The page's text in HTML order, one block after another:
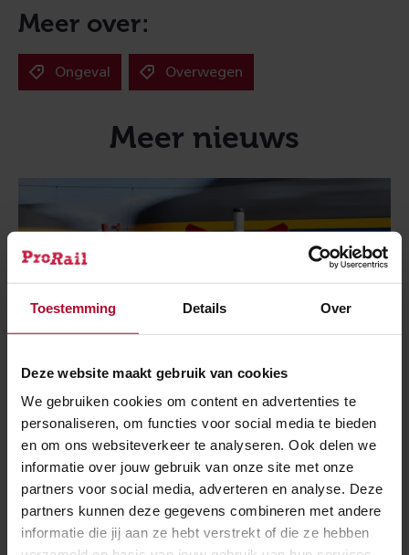
Toestemming Details Over
Deze website maakt gebruik van cookies
We gebruiken cookies om content en advertenties te
personaliseren, om functies voor social media te bieden
en om ons websiteverkeer te analyseren. Ook delen we
informatie over jouw gebruik van onze site met onze
partners voor social media, adverteren en analyse. Deze
partners kunnen deze gegevens combineren met andere
informatie die jij aan ze hebt verstrekt of die ze hebben
Meer over:
Ongeval Overwegen
Meer nieuws
Fietser gewond na aanrijding met trein bij
Boskoop
2 oktober 2025